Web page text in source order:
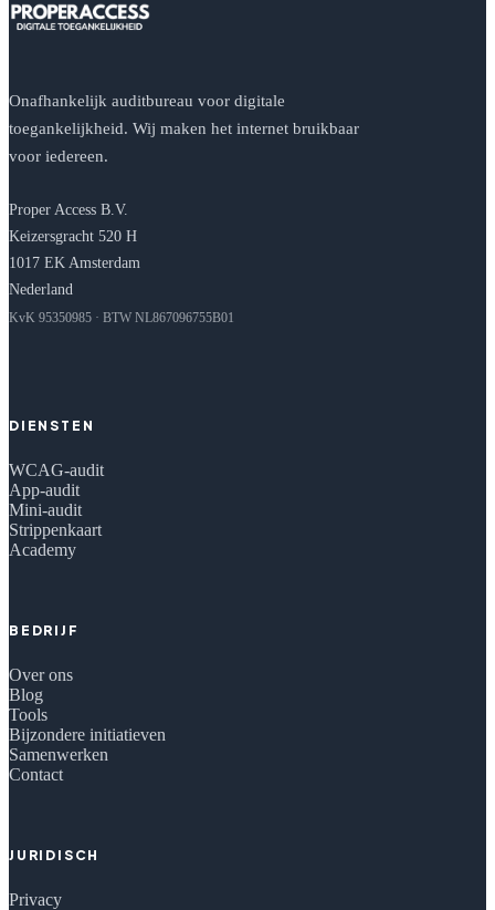
Onafhankelijk auditbureau voor digitale
toegankelijkheid. Wij maken het internet bruikbaar
voor iedereen.
Proper Access B.V.
Keizersgracht 520 H
1017 EK Amsterdam
Nederland
KvK 95350985 · BTW NL867096755B01
DIENSTEN
WCAG-audit
App-audit
Mini-audit
Strippenkaart
Academy
BEDRIJF
Over ons
Blog
Tools
Bijzondere initiatieven
Samenwerken
Contact
JURIDISCH
Privacy